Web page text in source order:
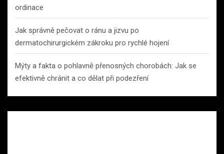
ordinace
Jak správně pečovat o ránu a jizvu po
dermatochirurgickém zákroku pro rychlé hojení
Mýty a fakta o pohlavně přenosných chorobách: Jak se
efektivně chránit a co dělat při podezření